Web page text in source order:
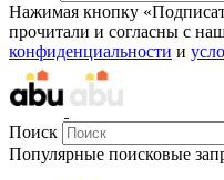
Нажимая кнопку
прочитали и согласны с
конфиденциальности и
Поиск
Популярные поисковые